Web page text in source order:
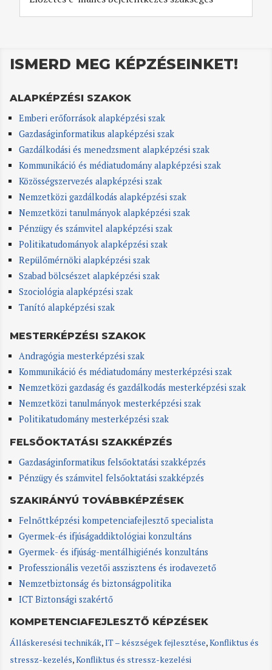
ISMERD MEG KÉPZÉSEINKET!
ALAPKÉPZÉSI SZAKOK
Emberi erőforrások alapképzési szak
Gazdaságinformatikus alapképzési szak
Gazdálkodási és menedzsment alapképzési szak
Kommunikáció és médiatudomány alapképzési szak
Közösségszervezés alapképzési szak
Nemzetközi gazdálkodás alapképzési szak
Nemzetközi tanulmányok alapképzési szak
Pénzügy és számvitel alapképzési szak
Politikatudományok alapképzési szak
Repülőmérnöki alapképzési szak
Szabad bölcsészet alapképzési szak
Szociológia alapképzési szak
Tanító alapképzési szak
MESTERKÉPZÉSI SZAKOK
Andragógia mesterképzési szak
Kommunikáció és médiatudomány mesterképzési szak
Nemzetközi gazdaság és gazdálkodás mesterképzési szak
Nemzetközi tanulmányok mesterképzési szak
Politikatudomány mesterképzési szak
FELSŐOKTATÁSI SZAKKÉPZÉS
Gazdaságinformatikus felsőoktatási szakképzés
Pénzügy és számvitel felsőoktatási szakképzés
SZAKIRÁNYÚ TOVÁBBKÉPZÉSEK
Felnőttképzési kompetenciafejlesztő specialista
Gyermek-és ifjúságaddiktológiai konzultáns
Gyermek- és ifjúság-mentálhigiénés konzultáns
Professzionális vezetői asszisztens és irodavezető
Nemzetbiztonság és biztonságpolitika
ICT Biztonsági szakértő
KOMPETENCIAFEJLESZTŐ KÉPZÉSEK
Álláskeresési technikák,IT – készségek fejlesztése,Konfliktus és
stressz-kezelés,Konfliktus és stressz-kezelési